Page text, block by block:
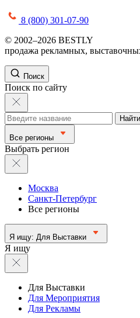
8 (800) 301-07-90
© 2002–2026 BESTLY
продажа рекламных,
Поиск
Поиск по сайту
Найти
Все регионы
Выбрать регион
Москва
Санкт-Петербург
Все регионы
Я ищу: Для Выставки
Я ищу
Для Выставки
Для Мероприятия
Для Рекламы